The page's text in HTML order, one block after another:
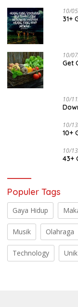
10/
31+
10/
Get
10/
10/
10+
10/
43+
Populer Tags
Gaya Hidup
Musik Olahraga
Technology Unik